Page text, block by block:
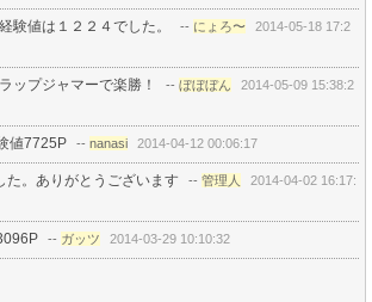
験値は１２２４でした。 -- にょろ〜
2014-05-18 17:2
ップジャマーで楽勝！ -- ぼぼぼん
2014-05-09 15:38:2
値7725P -- nanasi 2014-04-12 00:06:17
た。ありがとうございます -- 管理人
2014-04-02 16:17:
-- ガッツ 2014-03-29 10:10:32